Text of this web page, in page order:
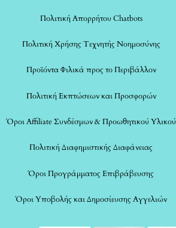
Πολιτική Απορρήτου Chatbots
Πολιτική Χρήσης Τεχνητής Νοημοσύνης
Προϊόντα Φιλικά προς το Περιβάλλον
Πολιτική Εκπτώσεων και Προσφορών
Όροι Affiliate Συνδέσμων & Προωθητικού Υλικού
Πολιτική Διαφημιστικής Διαφάνειας
Όροι Προγράμματος Επιβράβευσης
Όροι Υποβολής και Δημοσίευσης Αγγελιών